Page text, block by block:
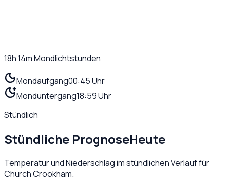
18h 14mMondlichtstunden
Mondaufgang00:45 Uhr
Monduntergang18:59 Uhr
Stündlich
Stündliche PrognoseHeute
Temperatur und Niederschlag im stündlichen Verlauf für
Church Crookham.